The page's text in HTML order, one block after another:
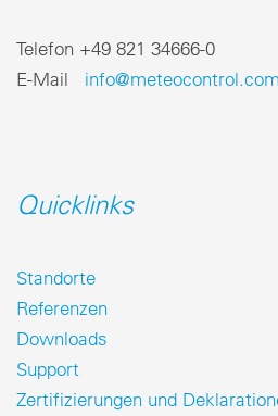
Telefon +49 821 34666-0
E-Mail info@meteocontrol.com
Quicklinks
Standorte
Referenzen
Downloads
Support
Zertifizierungen und